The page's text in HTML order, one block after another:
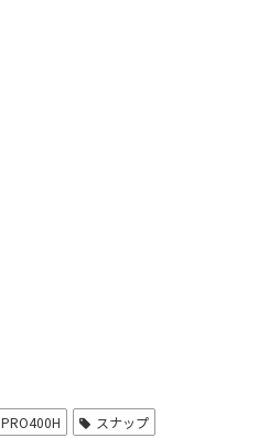
PRO400H スナップ